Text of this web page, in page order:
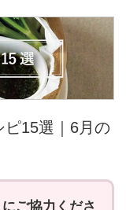
15選｜6月の